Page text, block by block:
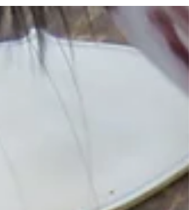
ない。最後クランプで力業。合わな
い・・・。ついに次回への繰り越しとな
然して、氏”渋ずら”